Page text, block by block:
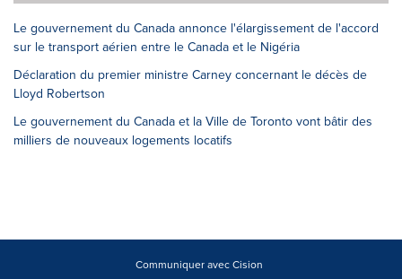
Le gouvernement du Canada annonce l'élargissement de l'accord
sur le transport aérien entre le Canada et le Nigéria
Déclaration du premier ministre Carney concernant le décès de
Lloyd Robertson
Le gouvernement du Canada et la Ville de Toronto vont bâtir des
milliers de nouveaux logements locatifs
Communiquer avec Cision